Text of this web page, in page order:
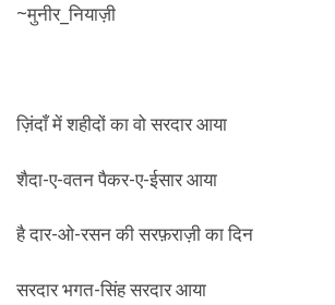
~मुनीर_नियाज़ी
ज़िंदाँ में शहीदों का वो सरदार आया
शैदा-ए-वतन पैकर-ए-ईसार आया
है दार-ओ-रसन की सरफ़राज़ी का दिन
सरदार भगत-सिंह सरदार आया